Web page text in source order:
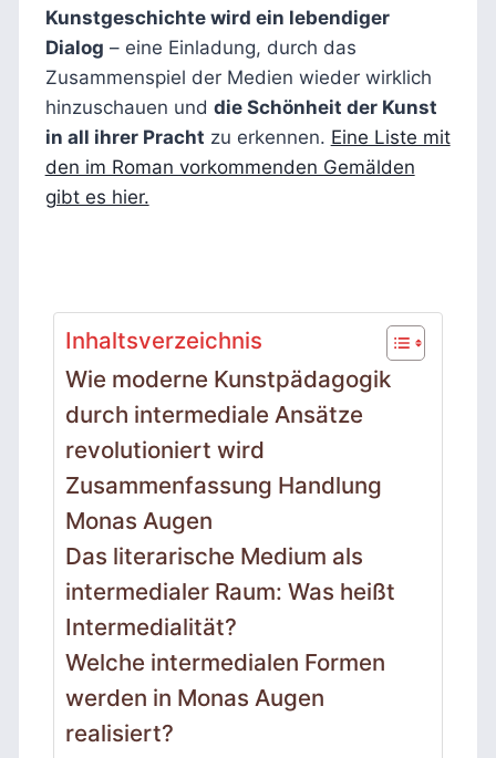
Kunstgeschichte wird ein lebendiger
Dialog – eine Einladung, durch das
Zusammenspiel der Medien wieder wirklich
hinzuschauen und die Schönheit der Kunst
in all ihrer Pracht zu erkennen. Eine Liste mit
den im Roman vorkommenden Gemälden
gibt es hier.
Inhaltsverzeichnis
Wie moderne Kunstpädagogik
durch intermediale Ansätze
revolutioniert wird
Zusammenfassung Handlung
Monas Augen
Das literarische Medium als
intermedialer Raum: Was heißt
Intermedialität?
Welche intermedialen Formen
werden in Monas Augen
realisiert?